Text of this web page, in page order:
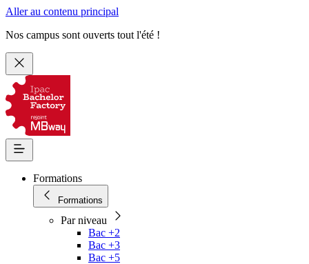
Aller au contenu principal
Nos campus sont ouverts tout l'été !
Formations
Formations
Par niveau
Bac +2
Bac +3
Bac +5